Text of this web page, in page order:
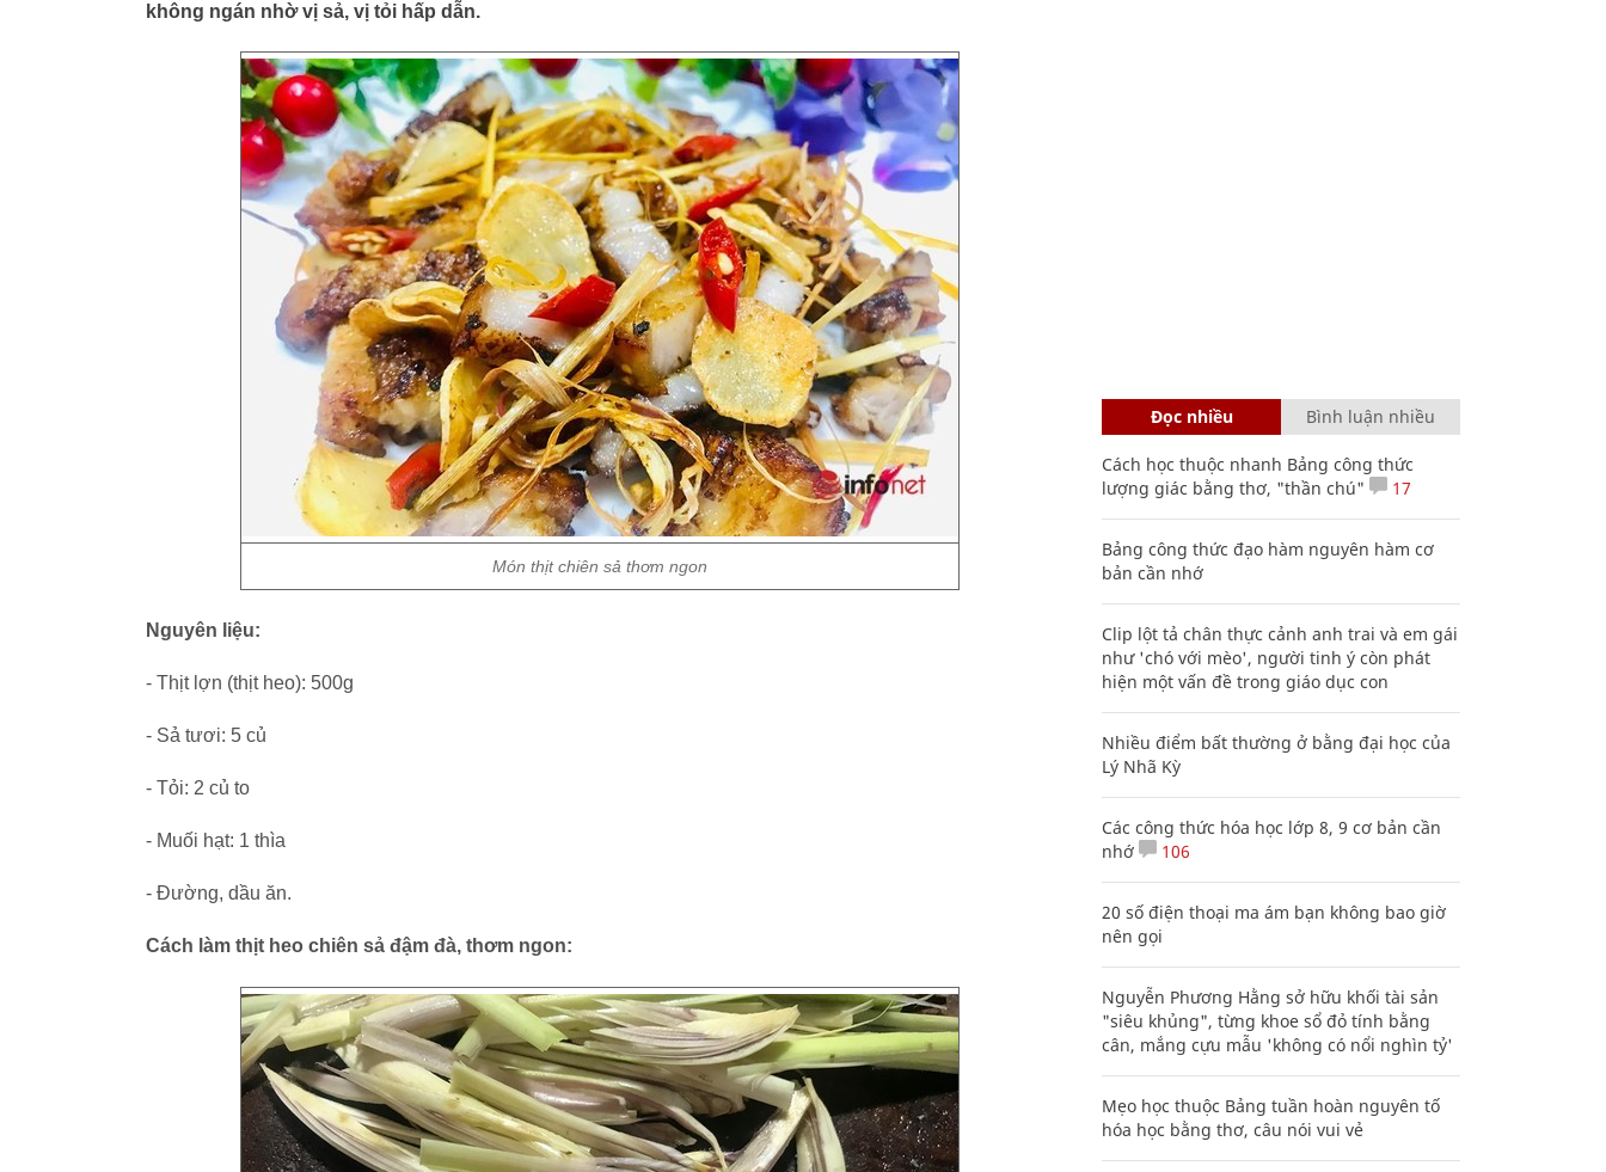
không ngán nhờ vị sả, vị tỏi hấp dẫn.
Món thịt chiên sả thơm ngon
Nguyên liệu:
- Thịt lợn (thịt heo): 500g
- Sả tươi: 5 củ
- Tỏi: 2 củ to
- Muối hạt: 1 thìa
- Đường, dầu ăn.
Cách làm thịt heo chiên sả đậm đà, thơm ngon:
Đọc nhiều Bình luận nhiều
Cách học thuộc nhanh Bảng công thức
lượng giác bằng thơ, "thần chú"
17
Bảng công thức đạo hàm nguyên hàm cơ
bản cần nhớ
Clip lột tả chân thực cảnh anh trai và em gái
như 'chó với mèo', người tinh ý còn phát
hiện một vấn đề trong giáo dục con
Nhiều điểm bất thường ở bằng đại học của
Lý Nhã Kỳ
Các công thức hóa học lớp 8, 9 cơ bản cần
nhớ
106
20 số điện thoại ma ám bạn không bao giờ
nên gọi
Nguyễn Phương Hằng sở hữu khối tài sản
"siêu khủng", từng khoe sổ đỏ tính bằng
cân, mắng cựu mẫu 'không có nổi nghìn tỷ'
Mẹo học thuộc Bảng tuần hoàn nguyên tố
hóa học bằng thơ, câu nói vui vẻ